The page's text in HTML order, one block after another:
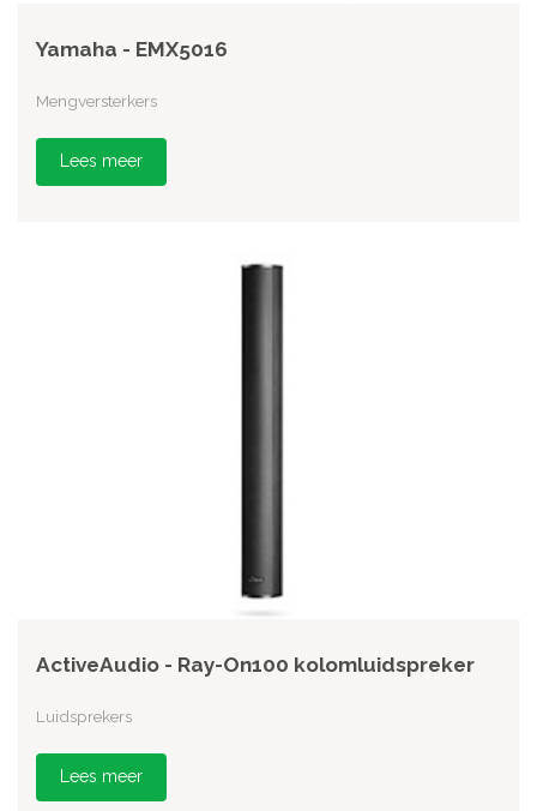
Yamaha - EMX5016
Mengversterkers
Lees meer
ActiveAudio - Ray-On100 kolomluidspreker
Luidsprekers
Lees meer